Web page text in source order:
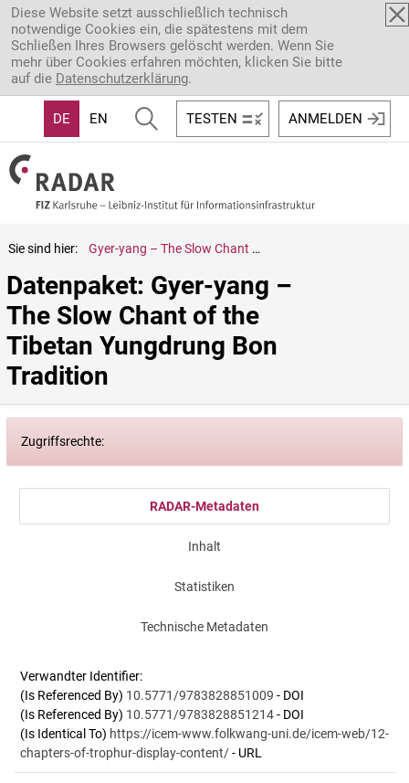
Direkt zum Inhalt
Diese Website setzt ausschließlich technisch
notwendige Cookies ein, die spätestens mit dem
Schließen Ihres Browsers gelöscht werden. Wenn Sie
mehr über Cookies erfahren möchten, klicken Sie bitte
auf die Datenschutzerklärung.
DE EN TESTEN ANMELDEN
Sie sind hier: Gyer-yang – The Slow Chant of the Tibetan Yungdrung Bon Tradition
Datenpaket: Gyer-yang –
The Slow Chant of the
Tibetan Yungdrung Bon
Tradition
Zugriffsrechte:
RADAR-Metadaten
Inhalt
Statistiken
Technische Metadaten
Verwandter Identifier:
(Is Referenced By) 10.5771/9783828851009 - DOI
(Is Referenced By) 10.5771/9783828851214- DOI
(Is Identical To) https://icem-www.folkwang-uni.de/icem-web/12-
chapters-of-trophur-display-content/- URL